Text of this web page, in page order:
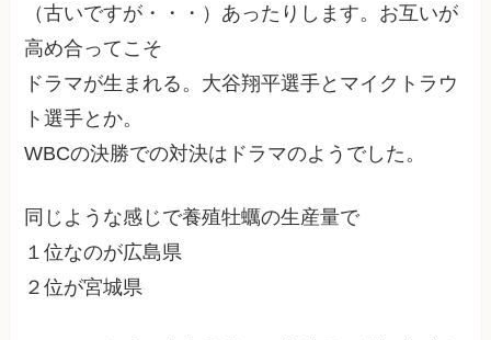
（古いですが・・・）あったりします。お互いが
高め合ってこそ
ドラマが生まれる。大谷翔平選手とマイクトラウ
ト選手とか。
WBCの決勝での対決はドラマのようでした。
同じような感じで養殖牡蠣の生産量で
１位なのが広島県
２位が宮城県